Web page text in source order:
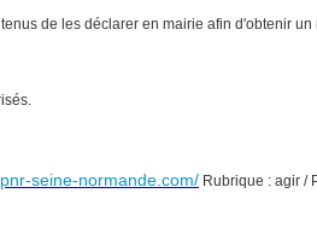
de les déclarer en mairie afin d'obtenir un
seine-normande.com/ Rubrique : agir /